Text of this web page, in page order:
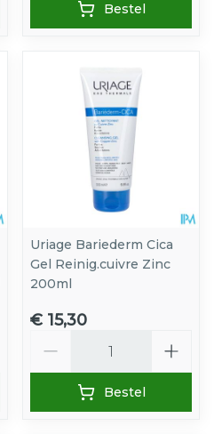
Bestel
Uriage Bariederm Cica
Gel Reinig.cuivre Zinc
200ml
€ 15,30
Bestel